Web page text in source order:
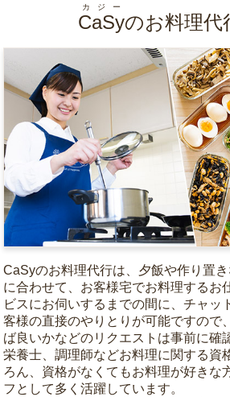
CaSy
カジー
のお料理代
CaSyのお料理代行は、夕飯や作り置
に合わせて、お客様宅でお料理するお
ビスにお伺いするまでの間に、チャッ
客様の直接のやりとりが可能ですので
ば良いかなどのリクエストは事前に確
栄養士、調理師などお料理に関する資
ろん、資格がなくてもお料理が好きな
フとして多く活躍しています。